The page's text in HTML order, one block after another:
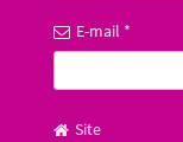
E-mail *
Site